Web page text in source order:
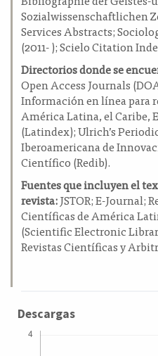
Sozialwissenschaftlichen
Services Abstracts;
(2011- ); Scielo Citation
Directorios donde se
Open Access Journals
Información en línea para
América Latina, el Caribe,
(Latindex); Ulrich’s
Iberoamericana de
Científico (Redib).
Fuentes que incluyen el
revista:JSTOR; E-Journal;
Científicas de América
(Scientific Electronic
Revistas Científicas y
Descargas